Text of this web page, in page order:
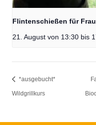
Flintenschießen für
21. August von 13:30 bis
*ausgebucht*
Wildgrillkurs